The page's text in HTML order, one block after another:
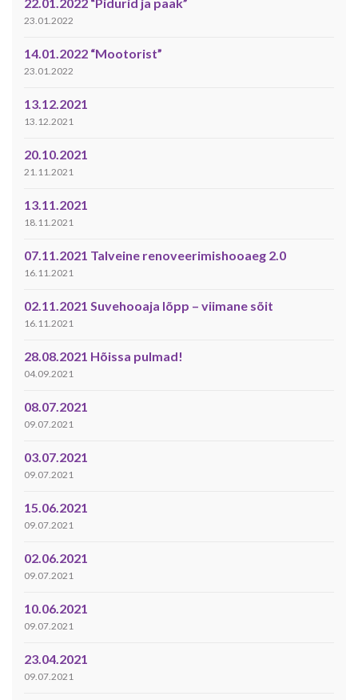
23.01.2022
14.01.2022 “Mootorist”
23.01.2022
13.12.2021
13.12.2021
20.10.2021
21.11.2021
13.11.2021
18.11.2021
07.11.2021 Talveine renoveerimishooaeg 2.0
16.11.2021
02.11.2021 Suvehooaja lõpp – viimane sõit
16.11.2021
28.08.2021 Hõissa pulmad!
04.09.2021
08.07.2021
09.07.2021
03.07.2021
09.07.2021
15.06.2021
09.07.2021
02.06.2021
09.07.2021
10.06.2021
09.07.2021
23.04.2021
09.07.2021